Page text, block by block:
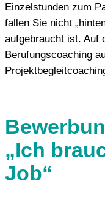
Einzelstunden zum
fallen Sie nicht
aufgebraucht ist. Auf
Berufungscoaching
„Ich
Job“